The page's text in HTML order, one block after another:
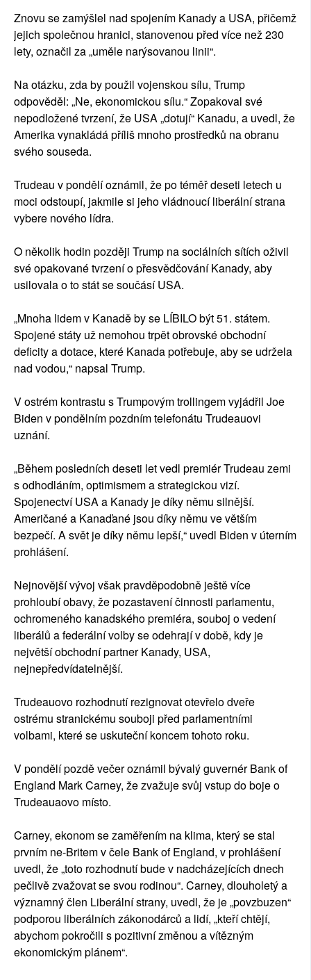
Znovu se zamýšlel nad spojením Kanady a USA, přičemž
jejich společnou hranici, stanovenou před více než 230
lety, označil za „uměle narýsovanou linii“.
Na otázku, zda by použil vojenskou sílu, Trump
odpověděl: „Ne, ekonomickou sílu.“ Zopakoval své
nepodložené tvrzení, že USA „dotují“ Kanadu, a uvedl, že
Amerika vynakládá příliš mnoho prostředků na obranu
svého souseda.
Trudeau v pondělí oznámil, že po téměř deseti letech u
moci odstoupí, jakmile si jeho vládnoucí liberální strana
vybere nového lídra.
O několik hodin později Trump na sociálních sítích oživil
své opakované tvrzení o přesvědčování Kanady, aby
usilovala o to stát se součásí USA.
„Mnoha lidem v Kanadě by se LÍBILO být 51. státem.
Spojené státy už nemohou trpět obrovské obchodní
deficity a dotace, které Kanada potřebuje, aby se udržela
nad vodou,“ napsal Trump.
V ostrém kontrastu s Trumpovým trollingem vyjádřil Joe
Biden v pondělním pozdním telefonátu Trudeauovi
uznání.
„Během posledních deseti let vedl premiér Trudeau zemi
s odhodláním, optimismem a strategickou vizí.
Spojenectví USA a Kanady je díky němu silnější.
Američané a Kanaďané jsou díky němu ve větším
bezpečí. A svět je díky němu lepší,“ uvedl Biden v úterním
prohlášení.
Nejnovější vývoj však pravděpodobně ještě více
prohloubí obavy, že pozastavení činnosti parlamentu,
ochromeného kanadského premiéra, souboj o vedení
liberálů a federální volby se odehrají v době, kdy je
největší obchodní partner Kanady, USA,
nejnepředvídatelnější.
Trudeauovo rozhodnutí rezignovat otevřelo dveře
ostrému stranickému souboji před parlamentními
volbami, které se uskuteční koncem tohoto roku.
V pondělí pozdě večer oznámil bývalý guvernér Bank of
England Mark Carney, že zvažuje svůj vstup do boje o
Trudeauaovo místo.
Carney, ekonom se zaměřením na klima, který se stal
prvním ne-Britem v čele Bank of England, v prohlášení
uvedl, že „toto rozhodnutí bude v nadcházejících dnech
pečlivě zvažovat se svou rodinou“. Carney, dlouholetý a
významný člen Liberální strany, uvedl, že je „povzbuzen“
podporou liberálních zákonodárců a lidí, „kteří chtějí,
abychom pokročili s pozitivní změnou a vítězným
ekonomickým plánem“.